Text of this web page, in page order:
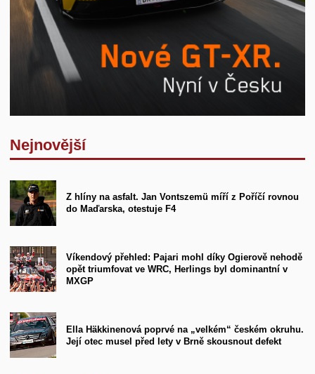
Nejnovější
Z hlíny na asfalt. Jan Vontszemü míří z Poříčí rovnou
do Maďarska, otestuje F4
Víkendový přehled: Pajari mohl díky Ogierově nehodě
opět triumfovat ve WRC, Herlings byl dominantní v
MXGP
Ella Häkkinenová poprvé na „velkém“ českém okruhu.
Její otec musel před lety v Brně skousnout defekt